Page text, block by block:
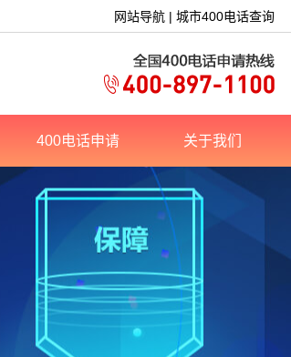
网站导航 | 城市400电话查询
400电话申请 关于我们